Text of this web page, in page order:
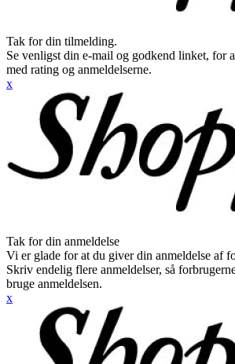
Tak for din tilmelding.
Se venligst din e-mail og godkend linket, for
med rating og anmeldelserne.
x
Tak for din anmeldelse
Vi er glade for at du giver din anmeldelse af
Skriv endelig flere anmeldelser, så
bruge anmeldelsen.
x